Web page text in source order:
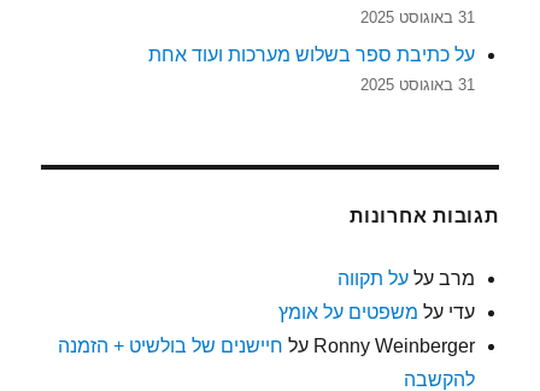
31 באוגוסט 2025
על כתיבת ספר בשלוש מערכות ועוד אחת
31 באוגוסט 2025
תגובות אחרונות
מרב עלעל תקווה
עדי על משפטים על אומץ
Ronny Weinberger על חיישנים של בולשיט + הזמנה
להקשבה